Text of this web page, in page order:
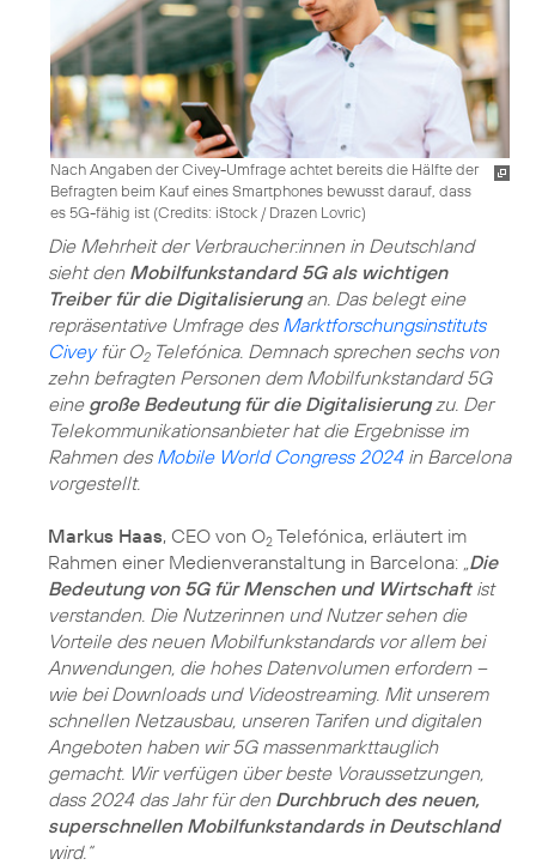
Nach Angaben der Civey-Umfrage achtet bereits die Hälfte der
Befragten beim Kauf eines Smartphones bewusst darauf, dass
es 5G-fähig ist (Credits: iStock / Drazen Lovric)
Die Mehrheit der Verbraucher:innen in Deutschland
sieht den Mobilfunkstandard 5G als wichtigen
Treiber für die Digitalisierungan. Das belegt eine
repräsentative Umfrage des Marktforschungsinstituts
Civeyfür O2Telefónica. Demnach sprechen sechs von
zehn befragten Personen dem Mobilfunkstandard 5G
eine große Bedeutung für die Digitalisierungzu. Der
Telekommunikationsanbieter hat die Ergebnisse im
Rahmen des Mobile World Congress 2024in Barcelona
vorgestellt.
Markus Haas, CEO von O2 Telefónica, erläutert im
Rahmen einer Medienveranstaltung in Barcelona: Die
Bedeutung von 5G für Menschen und Wirtschaftist
verstanden. Die Nutzerinnen und Nutzer sehen die
Vorteile des neuen Mobilfunkstandards vor allem bei
Anwendungen, die hohes Datenvolumen erfordern –
wie bei Downloads und Videostreaming. Mit unserem
schnellen Netzausbau, unseren Tarifen und digitalen
Angeboten haben wir 5G massenmarkttauglich
gemacht. Wir verfügen über beste Voraussetzungen,
dass 2024 das Jahr für den Durchbruch des neuen,
superschnellen Mobilfunkstandards in Deutschland
wird.“